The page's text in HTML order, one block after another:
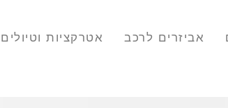
אביזרים לרכב אטרקציות וטיולים